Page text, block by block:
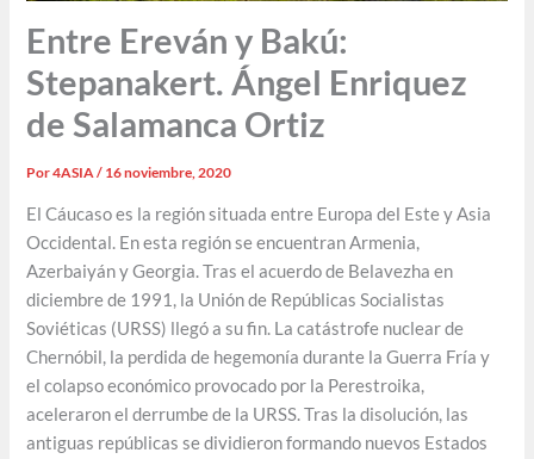
Entre Ereván y Bakú:
Stepanakert. Ángel Enriquez
de Salamanca Ortiz
Por4ASIA/ 16 noviembre, 2020
El Cáucaso es la región situada entre Europa del Este y Asia
Occidental. En esta región se encuentran Armenia,
Azerbaiyán y Georgia. Tras el acuerdo de Belavezha en
diciembre de 1991, la Unión de Repúblicas Socialistas
Soviéticas (URSS) llegó a su fin. La catástrofe nuclear de
Chernóbil, la perdida de hegemonía durante la Guerra Fría y
el colapso económico provocado por la Perestroika,
aceleraron el derrumbe de la URSS. Tras la disolución, las
antiguas repúblicas se dividieron formando nuevos Estados